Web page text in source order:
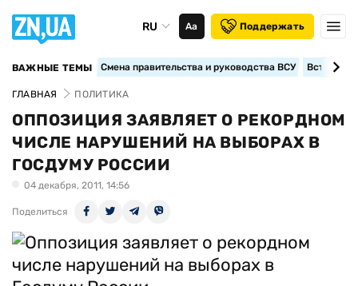
RU Аа Поддержать
ВАЖНЫЕ ТЕМЫ Смена правительства и руководства ВСУ
ГЛАВНАЯ ПОЛИТИКА
ОППОЗИЦИЯ ЗАЯВЛЯЕТ О РЕКОРДНОМ
ЧИСЛЕ НАРУШЕНИЙ НА ВЫБОРАХ В
ГОСДУМУ РОССИИ
04 декабря, 2011, 14:56
Поделиться